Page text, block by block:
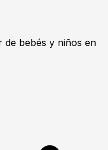
bebés y niños en